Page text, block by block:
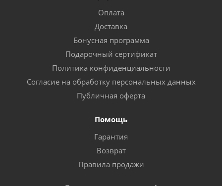
Оплата
Доставка
Бонусная программа
Подарочный сертификат
Политика конфиденциальности
Согласие на обработку персональных данных
Публичная оферта
Помощь
Гарантия
Возврат
Правила продажи